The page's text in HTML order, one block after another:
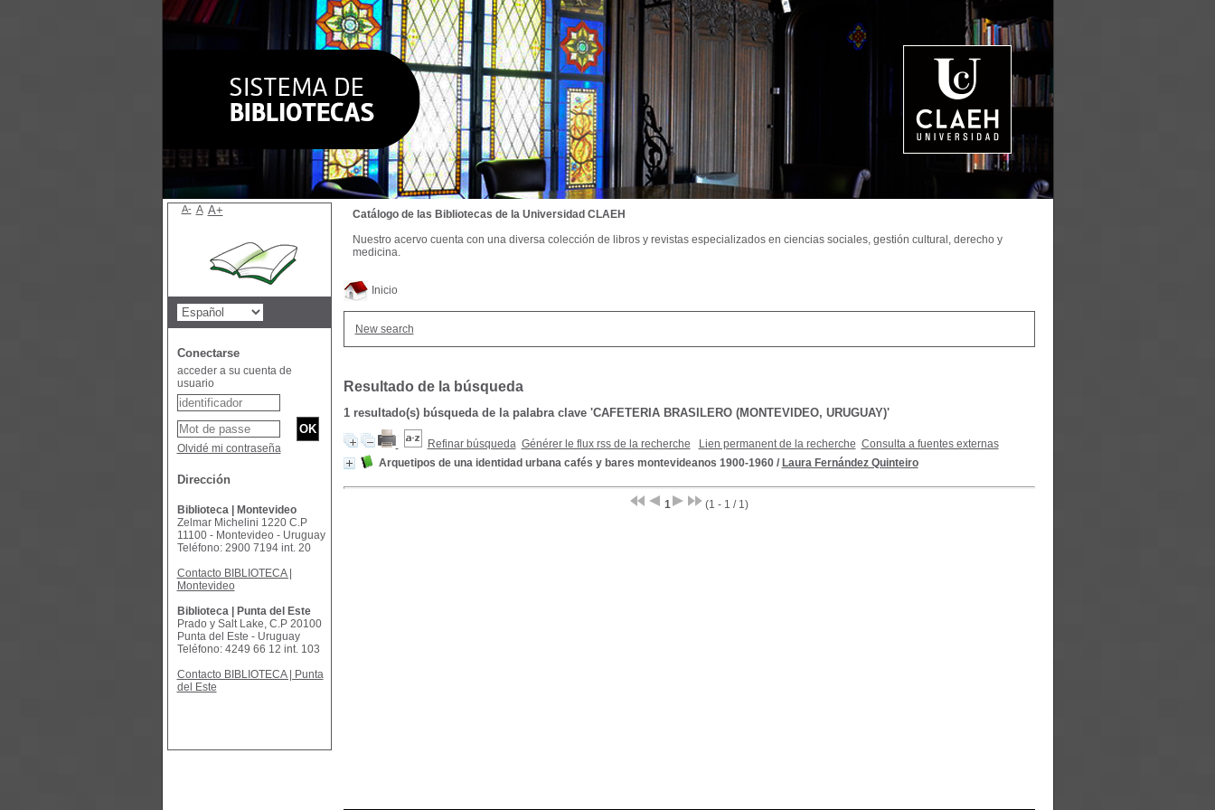
Inicio
New search
Resultado de la búsqueda
1 resultado(s) búsqueda de la palabra clave 'CAFETERIA BRASILERO (MONTEVIDEO, URUGUAY)'
Refinar búsqueda Générer le flux rss de la recherche Lien permanent de la recherche Consulta a fuentes externas
Arquetipos de una identidad urbana cafés y bares montevideanos 1900-1960/ Laura Fernández Quinteiro
1 (1 - 1 / 1)
Catálogo de las Bibliotecas de la Universidad CLAEH
Nuestro acervo cuenta con una diversa colección de libros y revistas especializados en ciencias sociales, gestión cultural, derecho y
medicina.
A- A A+
Conectarse
acceder a su cuenta de
usuario
Olvidé mi contraseña
Dirección
Biblioteca | Montevideo
Zelmar Michelini 1220 C.P
11100 - Montevideo - Uruguay
Teléfono: 2900 7194 int. 20
Contacto BIBLIOTECA |
Montevideo
Biblioteca | Punta del Este
Prado y Salt Lake, C.P 20100
Punta del Este - Uruguay
Teléfono: 4249 66 12 int. 103
Contacto BIBLIOTECA | Punta
del Este